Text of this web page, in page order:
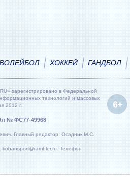
ВОЛЕЙБОЛ ХОККЕЙ ГАНДБОЛ
зарегистрировано в Федеральной
технологий и массовых
2012 г.
№ ФС77-49968
Главный редактор: Осадник М.С.
kubansport@rambler.ru. Телефон